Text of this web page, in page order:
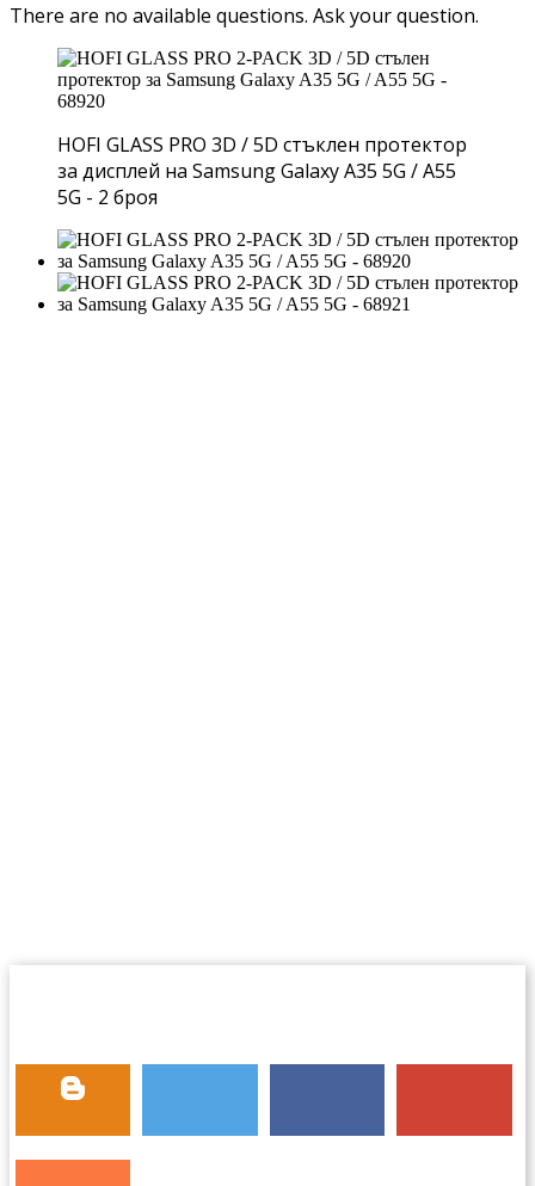
There are no available questions. Ask your question.
HOFI GLASS PRO 3D / 5D стъклен протектор
за дисплей на Samsung Galaxy A35 5G / A55
5G - 2 броя